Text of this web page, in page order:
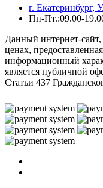
г. Екатеринбург,
Пн-Пт.:09.00-
Данный интернет-
ценах,
информационный
является публичной
Статьи 437